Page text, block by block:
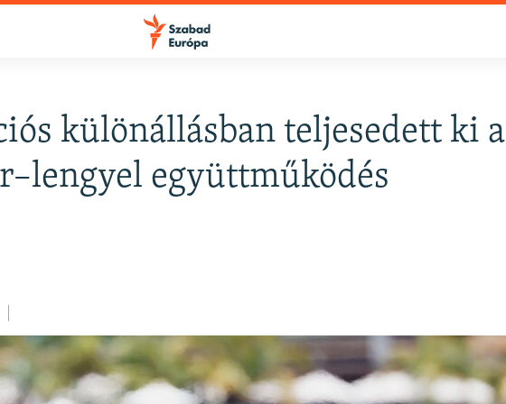
különállásban teljesedett ki a
együttműködés
FELIRATKOZÁS